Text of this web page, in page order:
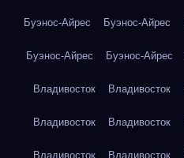
Буэнос-Айрес Буэнос-Айрес
Буэнос-Айрес Буэнос-Айрес
Владивосток Владивосток
Владивосток Владивосток
Владивосток Владивосток